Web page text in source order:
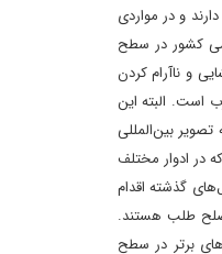
و در مواردی
کشور در سطح
و ناآرام کردن
است. البته این
بین‌المللی
در ادوار مختلف
گذشته اقدام
صلح‌ طلب هستند.
برتر در سطح